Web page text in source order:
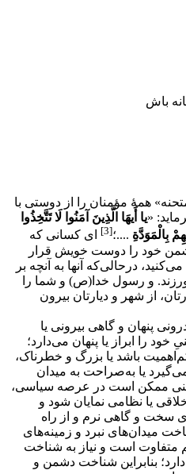
باش
همۀ مؤمنان را از دوستی با
«یا أَیهَا الَّذِینَ آمَنُوا لَا تَتَّخِذُوا
بِالْمَوَدَّةِ ....؛[3]
ای کسانی که
خود را دوست خویش قرار
در‌حالی‌که آنها به آنچه بر
و رسول خدا(ص) و شما را
از شهر و دیارتان بیرون
پنهان و گاهی بیرونی یا
را ابراز یا پنهان می‌دارد؛
باشد یا بزرگ و خطرناک،
یا به‌صراحت به میدان
ممکن است در عرصه سیاسی،
یا نظامی نمایان شود و
سخت و گاهی نرم و از راه
میدان‌های نبرد و زمینه‌های
است و نیاز به شناخت
بنابراین شناخت دشمن و